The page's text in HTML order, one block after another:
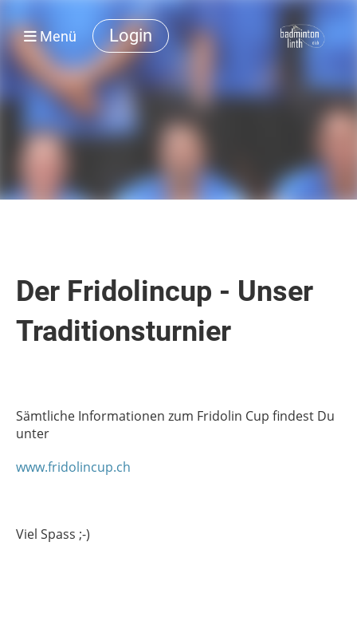
Login
Menü
Der Fridolincup - Unser
Traditionsturnier
Sämtliche Informationen zum Fridolin Cup findest Du
unter
www.fridolincup.ch
Viel Spass ;-)